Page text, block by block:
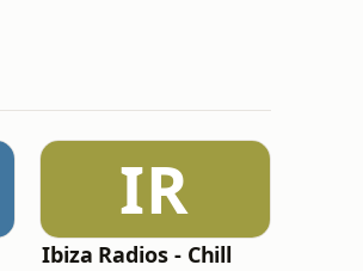
IR
Ibiza Radios - Chill